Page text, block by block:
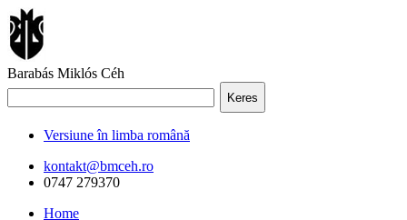
Barabás Miklós Céh
Keres
Versiune în limba română
kontakt@bmceh.ro
0747 279370
Home